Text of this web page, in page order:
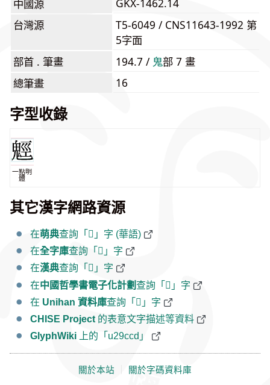
中國源
GKX-1462.14
台灣源
T5-6049 / CNS11643-1992 第
5字面
部首 . 筆畫
194.7 / ⿁部 7 畫
總筆畫
16
字型收錄
一點明
體
其它漢字網路資源
在萌典查詢「𩳍」字 (華語)
在全字庫查詢「𩳍」字
在漢典查詢「𩳍」字
在中國哲學書電子化計劃查詢「𩳍」字
在 Unihan 資料庫查詢「𩳍」字
CHISE Project 的表意文字描述等資料
GlyphWiki 上的「u29ccd」
關於本站 關於字碼資料庫